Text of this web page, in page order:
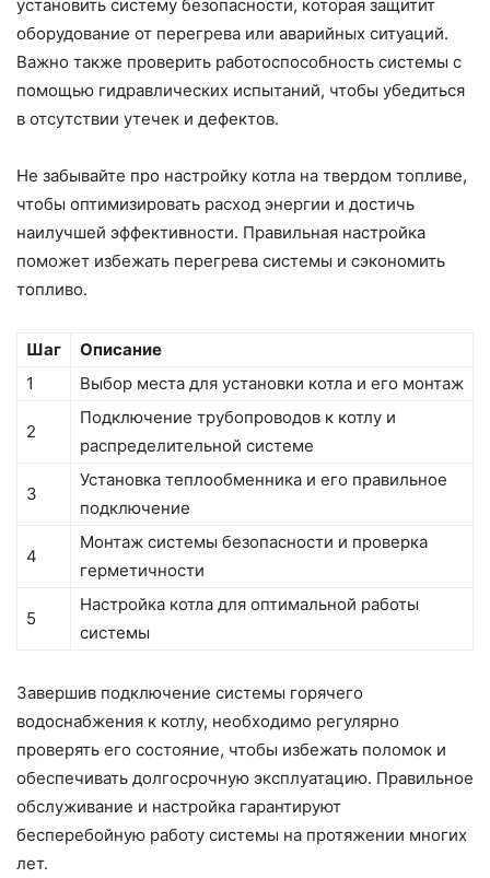
установить систему безопасности, которая защитит
оборудование от перегрева или аварийных ситуаций.
Важно также проверить работоспособность системы с
помощью гидравлических испытаний, чтобы убедиться
в отсутствии утечек и дефектов.
Не забывайте про настройку котла на твердом топливе,
чтобы оптимизировать расход энергии и достичь
наилучшей эффективности. Правильная настройка
поможет избежать перегрева системы и сэкономить
топливо.
Шаг
Описание
1
Выбор места для установки котла и его монтаж
2
Подключение трубопроводов к котлу и
распределительной системе
3
Установка теплообменника и его правильное
подключение
4
Монтаж системы безопасности и проверка
герметичности
5
Настройка котла для оптимальной работы
системы
Завершив подключение системы горячего
водоснабжения к котлу, необходимо регулярно
проверять его состояние, чтобы избежать поломок и
обеспечивать долгосрочную эксплуатацию. Правильное
обслуживание и настройка гарантируют
бесперебойную работу системы на протяжении многих
лет.